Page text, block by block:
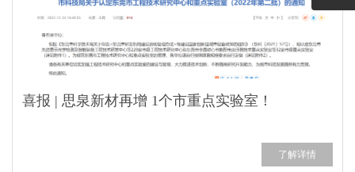
喜报 | 思泉新材再增 1个市重点实验室！
了解详情